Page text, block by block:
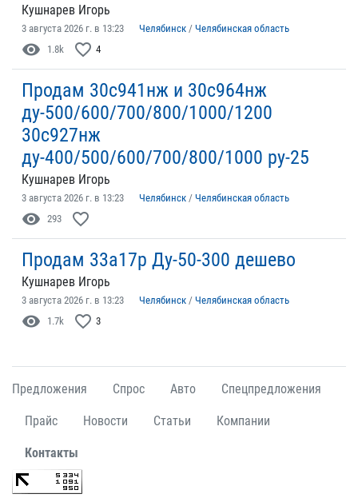
Кушнарев Игорь
3 августа 2026 г. в 13:23 Челябинск / Челябинская область
visibility 1.8k favorite_border 4
Продам 30с941нж и 30с964нж
ду-500/600/700/800/1000/1200
30с927нж
ду-400/500/600/700/800/1000 ру-25
Кушнарев Игорь
3 августа 2026 г. в 13:23 Челябинск / Челябинская область
visibility 293 favorite_border
Продам 33а17р Ду-50-300 дешево
Кушнарев Игорь
3 августа 2026 г. в 13:23 Челябинск / Челябинская область
visibility 1.7k favorite_border 3
Предложения Спрос Авто Спецпредложения
Прайс Новости Статьи Компании
Контакты